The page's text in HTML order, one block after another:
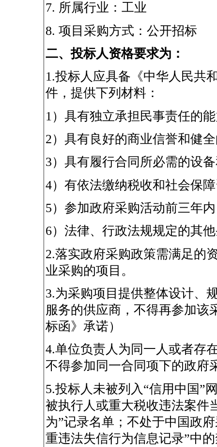
7. 所属行业：工业
8. 项目采购方式：公开招标
二、投标人资格要求为：
1.投标人应具备《中华人民共
件，提供下列材料：
1 ）具有独立承担民事责任的
2）具有良好的商业信誉和健
3）具有履行合同所必需的设
4）有依法缴纳税收和社会保
5）参加政府采购活动前三年
6）法律、行政法规规定的其
2.落实政府采购政策需满足的
业采购的项目。
3.为采购项目提供整体设计、
服务的供应商，不得再参加该
标函》承诺）
4.单位负责人为同一人或者存
不得参加同一合同项下的政府
5.投标人未被列入 “信用中国”
被执行人或重大税收违法案件
为”记录名单；不处于中国政
重违法失信行为信息记录”中